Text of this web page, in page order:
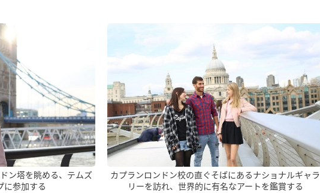
あるナショナルギャラ
アートを鑑賞する
レストラン、屋台、マーケット、ストリートパフォーマ
ンスに溢れたサウスバンクを訪れる